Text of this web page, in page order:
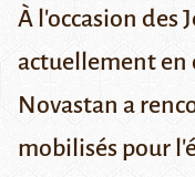
À l'occasion des
actuellement en
Novastan a
mobilisés pour